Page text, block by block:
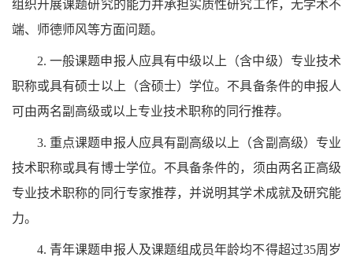
组织开展课题研究的能力并承担实质性研究工作，无学术不
端、师德师风等方面问题。
2.一般课题申报人应具有中级以上（含中级）专业技术
职称或具有硕士以上（含硕士）学位。不具备条件的申报人
可由两名副高级或以上专业技术职称的同行推荐。
3. 重点课题申报人应具有副高级以上（含副高级）专业
技术职称或具有博士学位。不具备条件的，须由两名正高级
专业技术职称的同行专家推荐，并说明其学术成就及研究能
力。
4. 青年课题申报人及课题组成员年龄均不得超过35周岁